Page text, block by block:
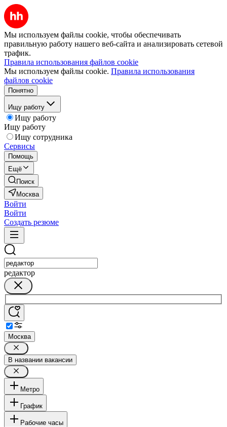
Мы используем файлы cookie, чтобы обеспечивать
правильную работу нашего веб-сайта и анализировать сетевой
трафик.
Правила использования файлов cookie
Мы используем файлы cookie. Правила использования
файлов cookie
Понятно
Ищу работу
Ищу работу
Ищу работу
Ищу сотрудника
Сервисы
Помощь
Ещё
Поиск
Москва
Войти
Войти
Создать резюме
редактор
Москва
В названии вакансии
Метро
График
Рабочие часы